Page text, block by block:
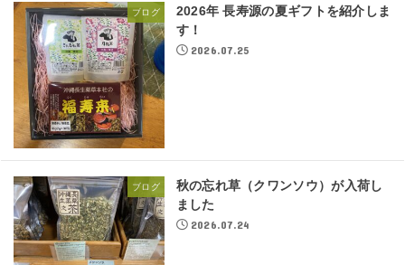
ブログ
2026年 長寿源の夏ギフトを紹介しま
す！
2026.07.25
ブログ
秋の忘れ草（クワンソウ）が入荷し
ました
2026.07.24